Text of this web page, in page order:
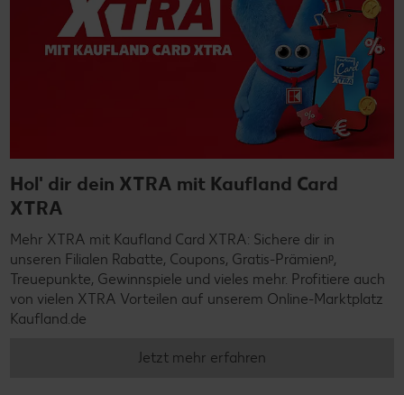
Hol' dir dein XTRA mit Kaufland Card
XTRA
Mehr XTRA mit Kaufland Card XTRA: Sichere dir in
unseren Filialen Rabatte, Coupons, Gratis-Prämienᵖ,
Treuepunkte, Gewinnspiele und vieles mehr. Profitiere auch
von vielen XTRA Vorteilen auf unserem Online-Marktplatz
Kaufland.de
Jetzt mehr erfahren